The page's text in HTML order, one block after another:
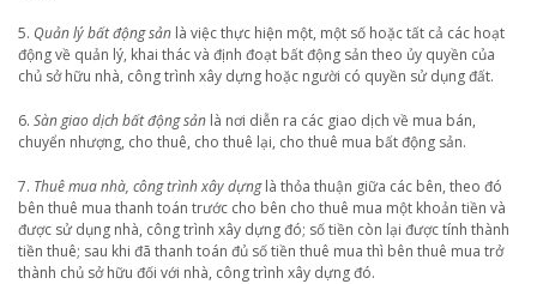
5. Quản lý bất động sản là việc thực hiện một, một số hoặc tất cả các hoạt
động về quản lý, khai thác và định đoạt bất động sản theo ủy quyền của
chủ sở hữu nhà, công trình xây dựng hoặc người có quyền sử dụng đất.
6. Sàn giao dịch bất động sản là nơi diễn ra các giao dịch về mua bán,
chuyển nhượng, cho thuê, cho thuê lại, cho thuê mua bất động sản.
7. Thuê mua nhà, công trình xây dựnglà thỏa thuận giữa các bên, theo đó
bên thuê mua thanh toán trước cho bên cho thuê mua một khoản tiền và
được sử dụng nhà, công trình xây dựng đó; số tiền còn lại được tính thành
tiền thuê; sau khi đã thanh toán đủ số tiền thuê mua thì bên thuê mua trở
thành chủ sở hữu đối với nhà, công trình xây dựng đó.